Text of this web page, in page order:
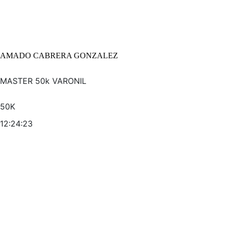
AMADO CABRERA GONZALEZ
MASTER 50k VARONIL
50K
12:24:23